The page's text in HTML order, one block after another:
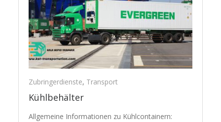
Zubringerdienste, Transport
Kühlbehälter
Allgemeine Informationen zu Kühlcontainern: